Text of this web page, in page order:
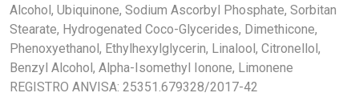
Alcohol, Ubiquinone, Sodium Ascorbyl Phosphate, Sorbitan
Stearate, Hydrogenated Coco-Glycerides, Dimethicone,
Phenoxyethanol, Ethylhexylglycerin, Linalool, Citronellol,
Benzyl Alcohol, Alpha-Isomethyl Ionone, Limonene
REGISTRO ANVISA: 25351.679328/2017-42